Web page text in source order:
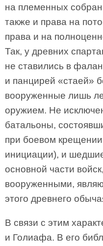
на племенных
также и права на
права и на
Так, у древних
не ставились в
и панцирей «стаей»
вооруженные лишь
оружием. Не
батальоны,
при боевом
инициации), и
основной части
вооруженными,
этого древнего
В связи с этим
и Голиафа. В его